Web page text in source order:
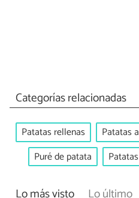
Categorías relacionadas
Patatas rellenas Patatas
Puré de patata
Lo más visto Lo último